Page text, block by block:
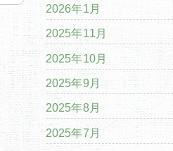
2026年1月
2025年11月
2025年10月
2025年9月
2025年8月
2025年7月